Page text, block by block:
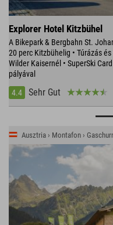
Explorer Hotel Kitzbühel
A Bikepark & Bergbahn St.
20 perc Kitzbühelig • Túrázás
Wilder Kaisernél • SuperSki
pályával
4.4
Sehr Gut
Ausztria › Montafon ›